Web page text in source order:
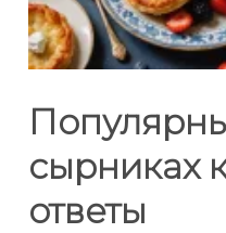
сырниках
ответы